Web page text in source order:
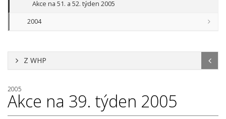
Akce na 51. a 52. týden 2005
2004
Z WHP
2005
Akce na 39. týden 2005